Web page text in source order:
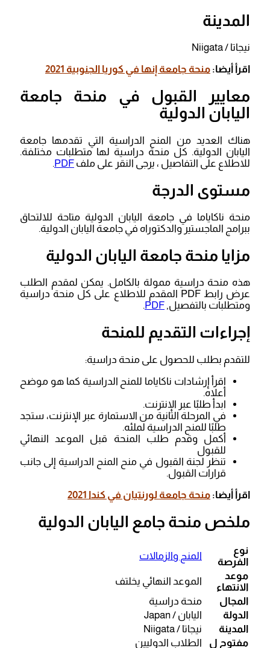
المدينة
نيجاتا / Niigata
اقرأ أيضا: منحة جامعة إنها في كوريا الجنوبية 2021
معايير القبول في منحة جامعة
اليابان الدولية
هناك العديد من المنح الدراسية التي تقدمها جامعة
اليابان الدولية. كل منحة دراسية لها متطلبات مختلفة.
للاطلاع على التفاصيل ، يرجى النقر على ملف PDF
.
مستوى الدرجة
منحة ناكاياما في جامعة اليابان الدولية متاحة للالتحاق
ببرامج الماجستير والدكتوراه في جامعة اليابان الدولية.
مزايا منحة جامعة اليابان الدولية
هذه منحة دراسية ممولة بالكامل. يمكن لمقدم الطلب
عرض رابط PDF المقدم للاطلاع على كل منحة دراسية
ومتطلبات بالتفصيل, PDF
.
إجراءات التقديم للمنحة
للتقدم بطلب للحصول على منحة دراسية:
اقرأ إرشادات ناكاياما للمنح الدراسية كما هو موضح
أعلاه.
ابدأ طلبًا عبر الإنترنت.
في المرحلة الثانية من الاستمارة عبر الإنترنت، ستجد
طلبًا للمنح الدراسية لملئه.
أكمل وقدم طلب المنحة قبل الموعد النهائي
للقبول
تنظر لجنة القبول في منح المنح الدراسية إلى جانب
قرارات القبول.
اقرأ أيضا: منحة جامعة لورنتيان في كندا 2021
ملخص منحة جامع اليابان الدولية
نوع
الفرصة
المنح والزمالات
موعد
الانتهاء
الموعد النهائي يخلتف
المجال
منحة دراسية
الدولة
اليابان / Japan
المدينة
نيجاتا / Niigata
مفتوح ل
الطلاب الدوليين